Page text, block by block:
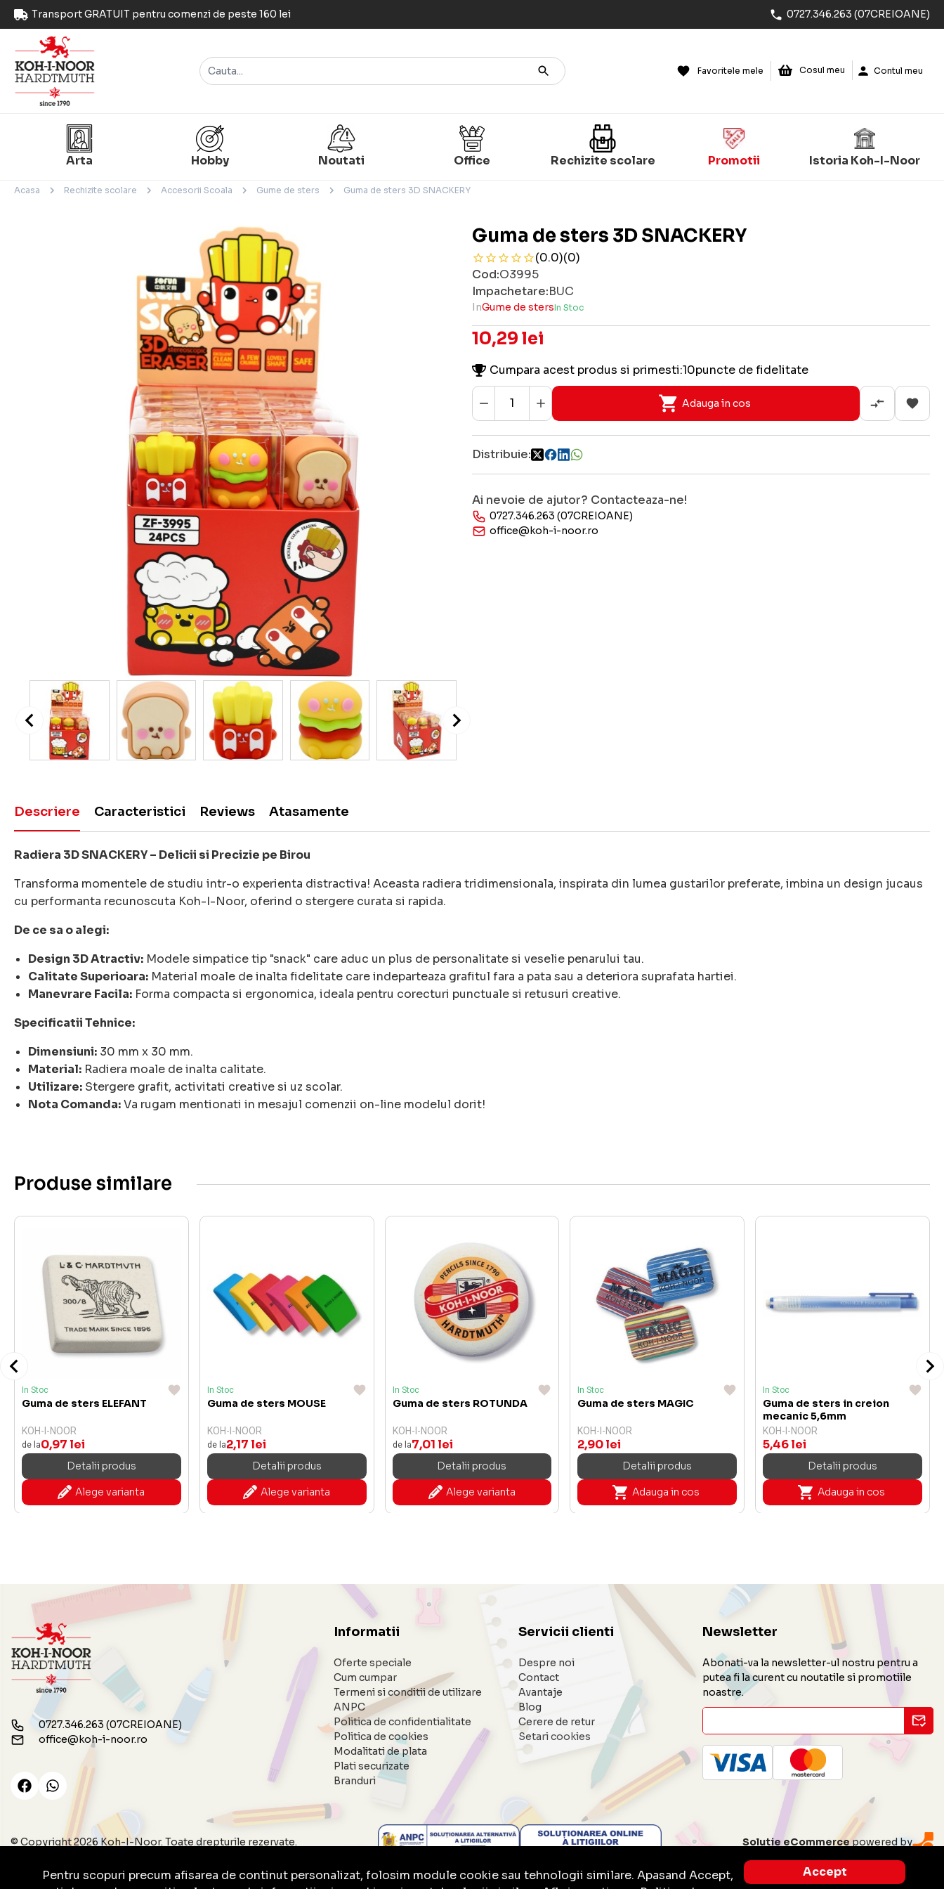
Transport GRATUIT pentru comenzi de peste 160 lei 0727.346.263 (07CREIOANE)
Favoritele mele Cosul meu Contul meu
Arta Hobby Noutati Office Rechizite scolare Promotii Istoria Koh-I-Noor
Acasa Rechizite scolare Accesorii Scoala Gume de sters Guma de sters 3D SNACKERY
Guma de sters 3D SNACKERY
(0.0)(0)
Cod:O3995
Impachetare:BUC
InGume de stersIn Stoc
10,29 lei
Cumpara acest produs si primesti:10puncte de fidelitate
Adauga in cos
Distribuie:
Ai nevoie de ajutor? Contacteaza-ne!
0727.346.263 (07CREIOANE)
office@koh-i-noor.ro
Descriere Caracteristici Reviews Atasamente
Radiera 3D SNACKERY – Delicii si Precizie pe Birou
Transforma momentele de studiu intr-o experienta distractiva! Aceasta radiera tridimensionala, inspirata din lumea gustarilor preferate, imbina un design jucaus
cu performanta recunoscuta Koh-I-Noor, oferind o stergere curata si rapida.
De ce sa o alegi:
Design 3D Atractiv: Modele simpatice tip "snack" care aduc un plus de personalitate si veselie penarului tau.
Calitate Superioara: Material moale de inalta fidelitate care indeparteaza grafitul fara a pata sau a deteriora suprafata hartiei.
Manevrare Facila: Forma compacta si ergonomica, ideala pentru corecturi punctuale si retusuri creative.
Specificatii Tehnice:
Dimensiuni: 30 mm x 30 mm.
Material: Radiera moale de inalta calitate.
Utilizare: Stergere grafit, activitati creative si uz scolar.
Nota Comanda:Va rugam mentionati in mesajul comenzii on-line modelul dorit!
Produse similare
In Stoc
Guma de sters ELEFANT
KOH-I-NOOR
de la0,97 lei
Detalii produs
Alege varianta
In Stoc
Guma de sters MOUSE
KOH-I-NOOR
de la2,17 lei
Detalii produs
Alege varianta
In Stoc
Guma de sters ROTUNDA
KOH-I-NOOR
de la7,01 lei
Detalii produs
Alege varianta
In Stoc
Guma de sters MAGIC
KOH-I-NOOR
2,90 lei
Detalii produs
Adauga in cos
In Stoc
Guma de sters in creion
mecanic 5,6mm
KOH-I-NOOR
5,46 lei
Detalii produs
Adauga in cos
0727.346.263 (07CREIOANE)
office@koh-i-noor.ro
Informatii
Oferte speciale
Cum cumpar
Termeni si conditii de utilizare
ANPC
Politica de confidentialitate
Politica de cookies
Modalitati de plata
Plati securizate
Branduri
Servicii clienti
Despre noi
Contact
Avantaje
Blog
Cerere de retur
Setari cookies
Newsletter
Abonati-va la newsletter-ul nostru pentru a
putea fi la curent cu noutatile si promotiile
noastre.
© Copyright 2026 Koh-I-Noor. Toate drepturile rezervate. Solutie eCommercepowered by
BrowserID:
Pentru scopuri precum afisarea de continut personalizat, folosim module cookie sau tehnologii similare. Apasand Accept,
Accept